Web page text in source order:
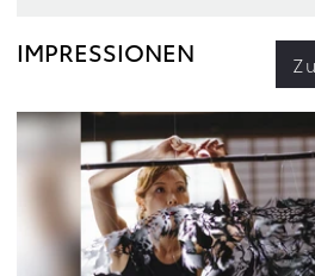
IMPRESSIONEN